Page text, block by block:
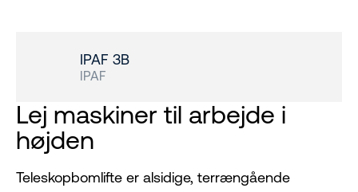
IPAF 3B
IPAF
Lej maskiner til arbejde i
højden
Teleskopbomlifte er alsidige, terrængående